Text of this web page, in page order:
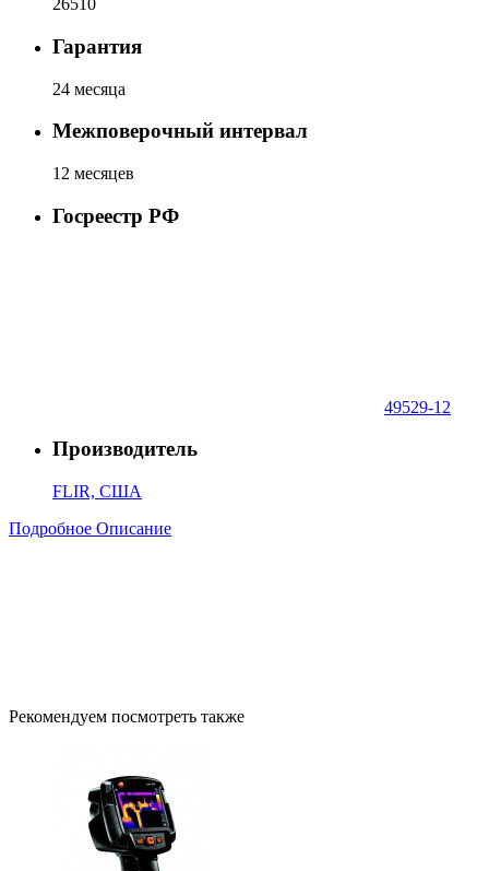
26510
Гарантия
24 месяца
Межповерочный интервал
12 месяцев
Госреестр РФ
49529-12
Производитель
FLIR, США
Подробное Описание
Рекомендуем посмотреть также